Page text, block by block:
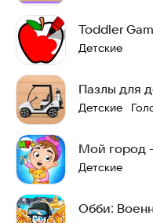
Toddler
Детские
Пазлы для
Детские ·
Мой город
Детские
Обби: